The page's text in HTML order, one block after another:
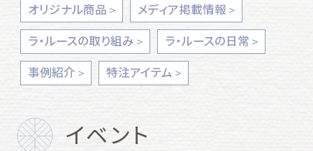
オリジナル商品
メディア掲載情報
ラ・ルースの取り組み
ラ・ルースの日常
事例紹介
特注アイテム
イベント